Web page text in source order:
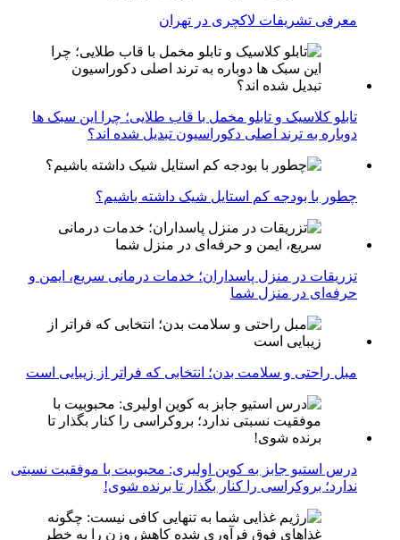
معرفی تشریفات لاکچری در تهران
تابلو کلاسیک و تابلو مخمل با قاب طلایی؛ چرا این سبک ها
دوباره به ترند اصلی دکوراسیون تبدیل شده اند؟
چطور با بودجه کم استایل شیک داشته باشیم؟
تزریقات در منزل پاسداران؛ خدمات درمانی سریع، ایمن و
حرفه‌ای در منزل شما
مبل راحتی و سلامت بدن؛ انتخابی که فراتر از زیبایی است
درس استیو جابز به کوین اولیری: محبوبیت با موفقیت نسبتی
ندارد؛ بروکراسی را کنار بگذار تا برنده شوی!